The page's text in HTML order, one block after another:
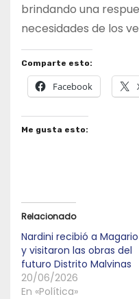
brindando una
necesidades de los
Comparte esto:
Facebook
Me gusta esto:
Relacionado
Nardini recibió a Magario
y visitaron las obras del
futuro Distrito Malvinas
20/06/2026
En «Política»